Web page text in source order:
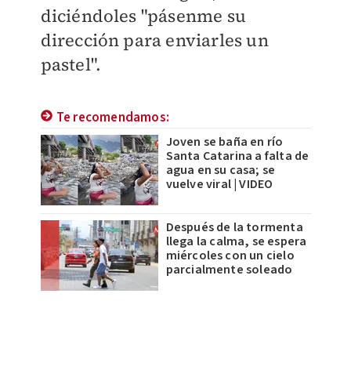
diciéndoles "pásenme su
dirección para enviarles un
pastel".
Te recomendamos:
Joven se baña en río
Santa Catarina a falta de
agua en su casa; se
vuelve viral | VIDEO
Después de la tormenta
llega la calma, se espera
miércoles con un cielo
parcialmente soleado